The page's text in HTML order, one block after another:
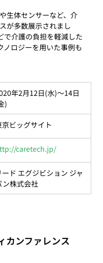
生体センサーなど、介
が多数展示されまし
で介護の負担を軽減した
ノロジーを用いた事例も
年2月12日(水)～14日
)
京ビッグサイト
caretech.jp/
ード エグジビション ジャ
ン株式会社
カンファレンス